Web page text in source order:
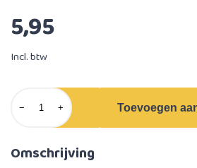
5,95
Incl. btw
− + Toevoegen
Omschrijving